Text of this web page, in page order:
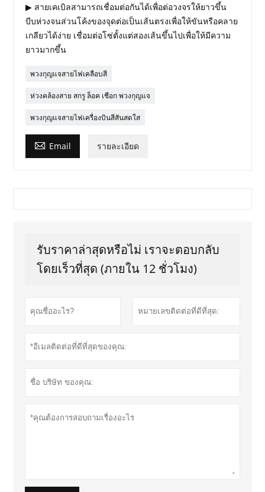
▶ สายเคเบิลสามารถเชื่อมต่อกันได้เพื่อต่อวงจรให้ยาวขึ้น
บีบห่วงจนส่วนโค้งของจุดต่อเป็นเส้นตรงเพื่อให้ขันหรือคลาย
เกลียวได้ง่าย เชื่อมต่อโซ่ตั้งแต่สองเส้นขึ้นไปเพื่อให้มีความ
ยาวมากขึ้น
พวงกุญแจสายไฟเคลือบสี
ห่วงคล้องสาย สกรู ล็อค เชือก พวงกุญแจ
พวงกุญแจสายไฟเครื่องบินสีสันสดใส
 Email รายละเอียด
รับราคาล่าสุดหรือไม่ เราจะตอบกลับ
โดยเร็วที่สุด (ภายใน 12 ชั่วโมง)